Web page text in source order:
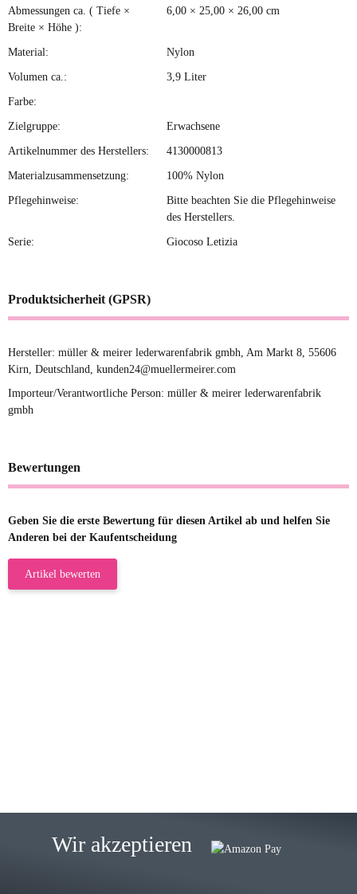
Abmessungen ca. ( Tiefe ×
Breite × Höhe ):
6,00 × 25,00 × 26,00 cm
Material: Nylon
Volumen ca.: 3,9 Liter
Farbe:
Zielgruppe: Erwachsene
Artikelnummer des Herstellers: 4130000813
Materialzusammensetzung: 100% Nylon
Pflegehinweise:
Bitte beachten Sie die Pflegehinweise
des Herstellers.
Serie: Giocoso Letizia
Produktsicherheit (GPSR)
Hersteller: müller & meirer lederwarenfabrik gmbh, Am Markt 8, 55606
Kirn, Deutschland, kunden24@muellermeirer.com
Importeur/Verantwortliche Person: müller & meirer lederwarenfabrik
gmbh
Bewertungen
Geben Sie die erste Bewertung für diesen Artikel ab und helfen Sie
Anderen bei der Kaufentscheidung
Artikel bewerten
Lieferung, man kann bedenkenlos
Wir akzeptieren